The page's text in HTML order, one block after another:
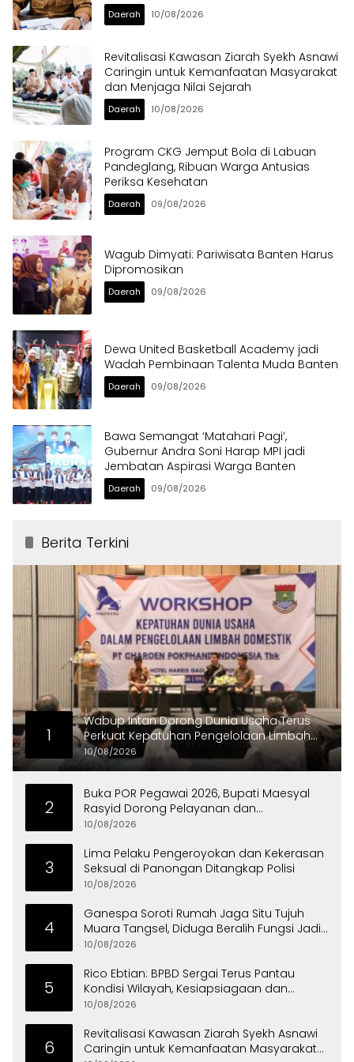
Daerah 10/08/2026
Revitalisasi Kawasan Ziarah Syekh Asnawi
Caringin untuk Kemanfaatan Masyarakat
dan Menjaga Nilai Sejarah
Daerah 10/08/2026
Program CKG Jemput Bola di Labuan
Pandeglang, Ribuan Warga Antusias
Periksa Kesehatan
Daerah 09/08/2026
Wagub Dimyati: Pariwisata Banten Harus
Dipromosikan
Daerah 09/08/2026
Dewa United Basketball Academy jadi
Wadah Pembinaan Talenta Muda Banten
Daerah 09/08/2026
Bawa Semangat ‘Matahari Pagi’,
Gubernur Andra Soni Harap MPI jadi
Jembatan Aspirasi Warga Banten
Daerah 09/08/2026
Berita Terkini
1
Wabup Intan Dorong Dunia Usaha Terus
Perkuat Kepatuhan Pengelolaan Limbah
Domestik
10/08/2026
2
Buka POR Pegawai 2026, Bupati Maesyal
Rasyid Dorong Pelayanan dan
Kekompakan ASN
10/08/2026
3
Lima Pelaku Pengeroyokan dan Kekerasan
Seksual di Panongan Ditangkap Polisi
10/08/2026
4
Ganespa Soroti Rumah Jaga Situ Tujuh
Muara Tangsel, Diduga Beralih Fungsi Jadi
Tempat Usaha
10/08/2026
5
Rico Ebtian: BPBD Sergai Terus Pantau
Kondisi Wilayah, Kesiapsiagaan dan
Respons Cepat Jadi Prioritas
10/08/2026
6
Revitalisasi Kawasan Ziarah Syekh Asnawi
Caringin untuk Kemanfaatan Masyarakat